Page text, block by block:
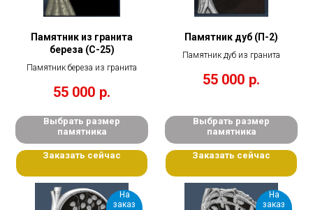
Памятник из гранита
береза (С-25)
Памятник береза из гранита
55 000 р.
Выбрать размер
памятника
Заказать сейчас
Памятник дуб (П-2)
Памятник дуб из гранита
55 000 р.
Выбрать размер
памятника
Заказать сейчас
На
заказ
На
заказ